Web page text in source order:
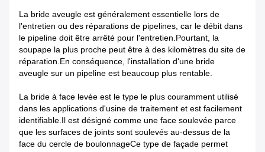
La bride aveugle est généralement essentielle lors de
l'entretien ou des réparations de pipelines, car le débit dans
le pipeline doit être arrêté pour l'entretien.Pourtant, la
soupape la plus proche peut être à des kilomètres du site de
réparation.En conséquence, l'installation d'une bride
aveugle sur un pipeline est beaucoup plus rentable.
La bride à face levée est le type le plus couramment utilisé
dans les applications d'usine de traitement et est facilement
identifiable.Il est désigné comme une face soulevée parce
que les surfaces de joints sont soulevés au-dessus de la
face du cercle de boulonnageCe type de façade permet